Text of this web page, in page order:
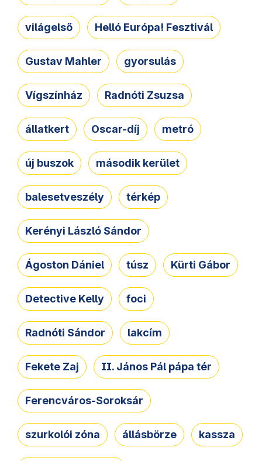
világelső Helló Európa! Fesztivál
Gustav Mahler gyorsulás
Vígszínház Radnóti Zsuzsa
állatkert Oscar-díj metró
új buszok második kerület
balesetveszély térkép
Kerényi László Sándor
Ágoston Dániel túsz Kürti Gábor
Detective Kelly foci
Radnóti Sándor lakcím
Fekete Zaj II. János Pál pápa tér
Ferencváros-Soroksár
szurkolói zóna állásbörze kassza